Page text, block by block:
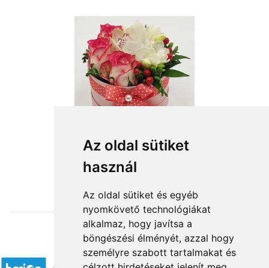
Az oldal sütiket
használ
Az oldal sütiket és egyéb
nyomkövető technológiákat
alkalmaz, hogy javítsa a
böngészési élményét, azzal hogy
személyre szabott tartalmakat és
from HUF19,080
Accepted payment methods